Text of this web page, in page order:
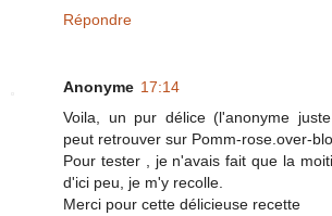
Répondre
Anonyme 17:14
Voila, un pur délice (l'anonyme
peut retrouver sur Pomm-rose.over-
Pour tester , je n'avais fait que la
d'ici peu, je m'y recolle.
Merci pour cette délicieuse recette